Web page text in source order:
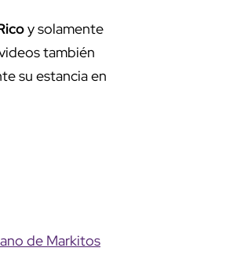
y solamente
también
su estancia en
de Markitos